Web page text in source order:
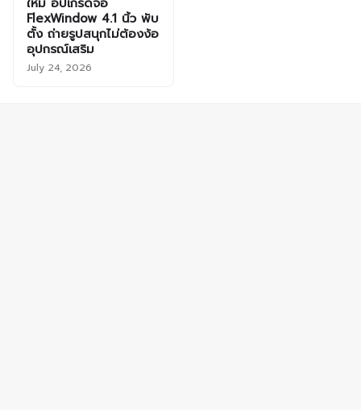
FlexWindow 4.1 นิ้ว พับ
ตั้ง ถ่ายรูปสนุกไม่ต้องง้อ
อุปกรณ์เสริม
July 24, 2026